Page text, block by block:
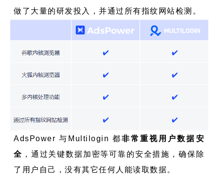
做了大量的研发投入，并通过所有指纹网站检测。
AdsPower 与Multilogin 都非常重视用户数据安
全 ，通过关键数据加密等可靠的安全措施，确保除
了用户自己，没有其它任何人能读取数据。